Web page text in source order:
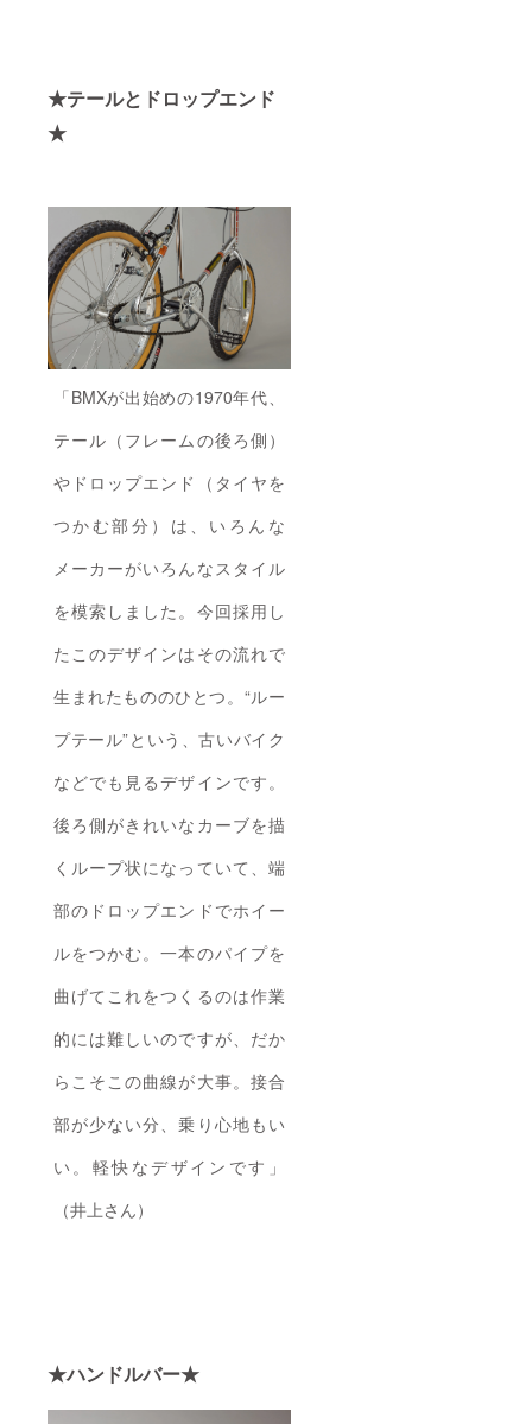
★テールとドロップエンド
★
「BMXが出始めの1970年代、
テール（フレームの後ろ側）
やドロップエンド（タイヤを
つかむ部分）は、いろんな
メーカーがいろんなスタイル
を模索しました。今回採用し
たこのデザインはその流れで
生まれたもののひとつ。“ルー
プテール”という、古いバイク
などでも見るデザインです。
後ろ側がきれいなカーブを描
くループ状になっていて、端
部のドロップエンドでホイー
ルをつかむ。一本のパイプを
曲げてこれをつくるのは作業
的には難しいのですが、だか
らこそこの曲線が大事。接合
部が少ない分、乗り心地もい
い。軽快なデザインです」
（井上さん）
★ハンドルバー★